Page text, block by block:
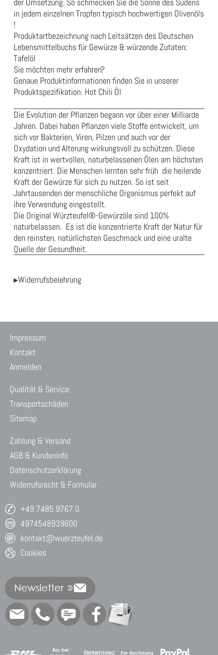
in jedem einzelnen Tropfen typisch hochwertigen Olivenöls
!
Produktartbezeichnung nach Leitsätzen des Deutschen
Lebensmittelbuchs für Gewürze & würzende Zutaten:
Tafelöl
Sie möchten mehr erfahren?
Genaue Produktinformationen finden Sie in unserer
Produktspezifikation: Hot Chili Öl
Die Evolution der Pflanzen begann vor über einer Milliarde
Jahren. Dabei haben Pflanzen viele Stoffe entwickelt, um
sich vor Bakterien, Viren, Pilzen und auch vor der
Oxydation und Alterung wirkungsvoll zu schützen. Diese
Kraft ist in wertvollen, naturbelassenen Ölen am höchsten
konzentriert. Die Menschen lernten sehr früh die heilende
Kraft der Gewürze für sich zu nutzen. So ist seit
Jahrtausenden der menschliche Organismus perfekt auf
ihre Verwendung eingestellt.
Die Original Würzteufel®-Gewürzöle sind 100%
naturbelassen. Es ist die konzentrierte Kraft der Natur für
den reinsten, natürlichsten Geschmack und eine uralte
Quelle der Gesundheit.
▸Widerrufsbelehrung
Impressum
Kontakt
Anmelden
Qualität & Service
Transportschäden
Sitemap
Zahlung & Versand
AGB & Kundeninfo
Datenschutzerklärung
Widerrufsrecht & Formular
+49 7485 9767 0
4974548939600
kontakt@wuerzteufel.de
Cookies